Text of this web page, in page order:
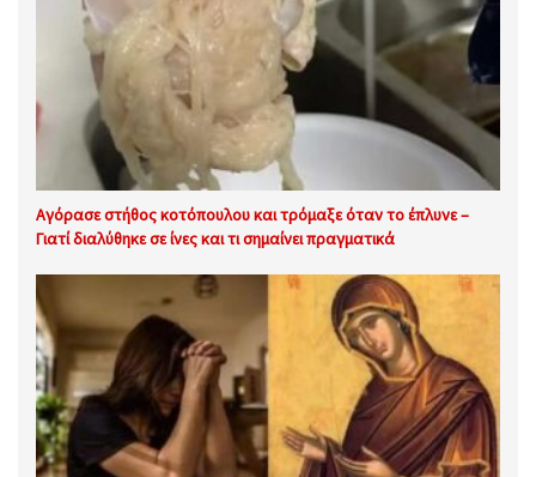
Αγόρασε στήθος κοτόπουλου και τρόμαξε όταν το έπλυνε –
Γιατί διαλύθηκε σε ίνες και τι σημαίνει πραγματικά